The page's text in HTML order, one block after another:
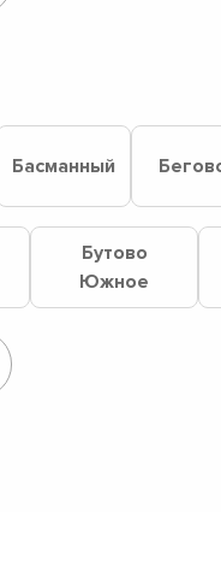
Басманный
Бутово
Южное